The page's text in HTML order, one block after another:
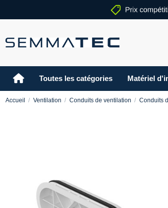
Toutes les catégories Matériel
Accueil Ventilation Conduits de ventilation Conduits